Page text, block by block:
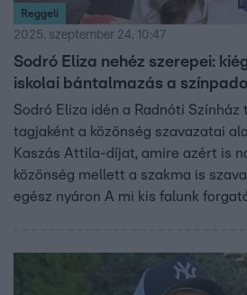
Reggeli
2025. szeptember 24. 10:47
Sodró Eliza nehéz szerepei:
iskolai bántalmazás a
Sodró Eliza idén a Radnóti Színház
tagjaként a közönség szavazatai
Kaszás Attila-díjat, amire azért is
közönség mellett a szakma is
egész nyáron A mi kis falunk
Hamarosan a Loupe társulatnál is
sürgőssgi doktornőt alakít majd, a